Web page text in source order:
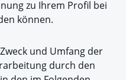
zu Ihrem Profil bei
können.
und Umfang der
durch den